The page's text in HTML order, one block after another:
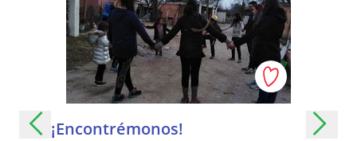
¡Encontrémonos!